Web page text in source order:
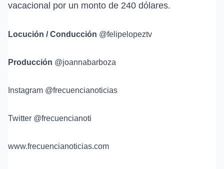
vacacional por un monto de 240 dólares.
Locución / Conducción @felipelopeztv
Producción @joannabarboza
Instagram @frecuencianoticias
Twitter @frecuencianoti
www.frecuencianoticias.com